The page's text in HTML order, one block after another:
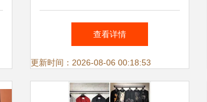
第一GMV卖家何以少赚2亿
元？
查看详情
更新时间：2026-08-06 00:18:53